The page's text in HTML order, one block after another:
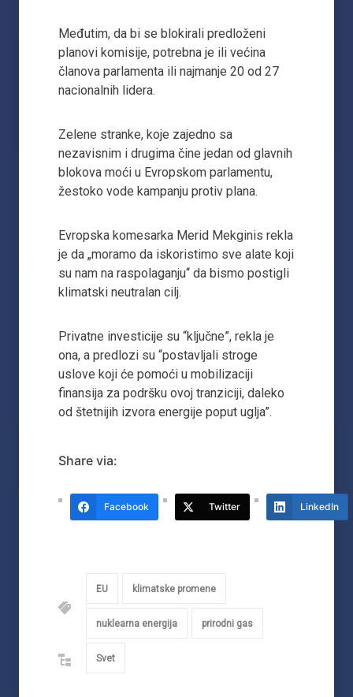
Međutim, da bi se blokirali predloženi
planovi komisije, potrebna je ili većina
članova parlamenta ili najmanje 20 od 27
nacionalnih lidera.
Zelene stranke, koje zajedno sa
nezavisnim i drugima čine jedan od glavnih
blokova moći u Evropskom parlamentu,
žestoko vode kampanju protiv plana.
Evropska komesarka Merid Mekginis rekla
je da „moramo da iskoristimo sve alate koji
su nam na raspolaganju“ da bismo postigli
klimatski neutralan cilj.
Privatne investicije su “ključne”, rekla je
ona, a predlozi su “postavljali stroge
uslove koji će pomoći u mobilizaciji
finansija za podršku ovoj tranziciji, daleko
od štetnijih izvora energije poput uglja”.
Share via:
Facebook Twitter LinkedIn
EU klimatske promene
nuklearna energija prirodni gas
Svet